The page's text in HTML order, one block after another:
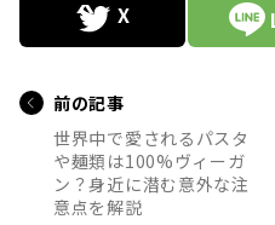
前の記事
世界中で愛されるパスタ
や麺類は100%ヴィーガ
ン？身近に潜む意外な注
意点を解説